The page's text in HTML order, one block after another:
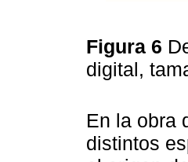
Figura 6
digital,
En la obra
distintos